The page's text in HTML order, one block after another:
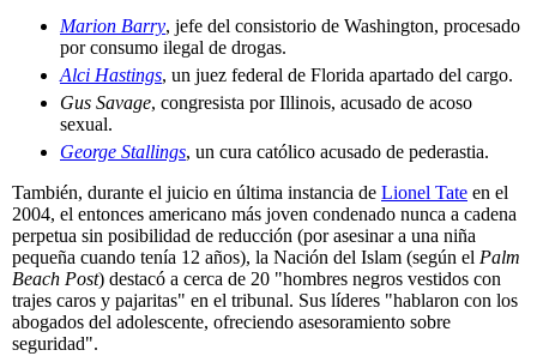
Marion Barry, jefe del consistorio de Washington, procesado
por consumo ilegal de drogas.
Alci Hastings, un juez federal de Florida apartado del cargo.
Gus Savage, congresista por Illinois, acusado de acoso
sexual.
George Stallings, un cura católico acusado de pederastia.
También, durante el juicio en última instancia de Lionel Tate en el
2004, el entonces americano más joven condenado nunca a cadena
perpetua sin posibilidad de reducción (por asesinar a una niña
pequeña cuando tenía 12 años), la Nación del Islam (según el Palm
Beach Post) destacó a cerca de 20 "hombres negros vestidos con
trajes caros y pajaritas" en el tribunal. Sus líderes "hablaron con los
abogados del adolescente, ofreciendo asesoramiento sobre
seguridad".